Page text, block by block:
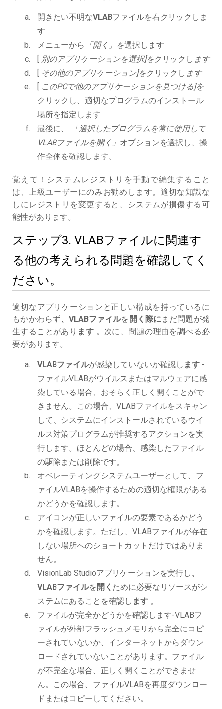
開きたい不明なVLABファイルを右クリックしま
す
メニューから
「開く」を選択します
[ 別のアプリケーションを選択]をクリックし ます
[ その他のアプリケーション]をクリックし ます
[ このPCで他のアプリケーションを見つける]を
クリックし、適切なプログラムのインストール
場所を指定します
最後に、
「選択したプログラムを常に使用して
VLABファイルを開く」 オプションを選択し、操
作全体を確認します。
覚えて！システムレジストリを手動で編集すること
は、上級ユーザーにのみお勧めします。適切な知識な
しにレジストリを変更すると、システムが損傷する可
能性があります。
ステップ3. VLABファイルに関連す
る他の考えられる問題を確認してく
ださい。
適切なアプリケーションと正しい構成を持っているに
もかかわらず、VLABファイルを 開く際に まだ問題が発
生することがあり ます 。次に、問題の理由を調べる必
要があります。
VLABファイルが感染していないか確認し ます -
ファイルVLABがウイルスまたはマルウェアに感
染している場合、おそらく正しく開くことがで
きません。この場合、VLABファイルをスキャン
して、システムにインストールされているウイ
ルス対策プログラムが推奨するアクションを実
行します。ほとんどの場合、感染したファイル
の駆除または削除です。
オペレーティングシステムユーザーとして、フ
ァイルVLABを操作するための適切な権限がある
かどうかを確認します。
アイコンが正しいファイルの要素であるかどう
かを確認します。ただし、VLABファイルが存在
しない場所へのショートカットだけではありま
せん。
VisionLab Studioアプリケーションを実行し、
VLABファイルを 開く ために必要なリソースがシ
ステムにあることを確認し ます 。
ファイルが完全かどうかを確認します-VLABフ
ァイルが外部フラッシュメモリから完全にコピ
ーされていないか、インターネットからダウン
ロードされていないことがあります。ファイル
が不完全な場合、正しく開くことができませ
ん。この場合、ファイルVLABを再度ダウンロー
ドまたはコピーしてください。